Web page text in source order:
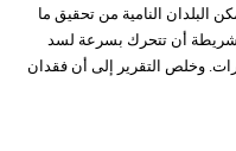
البلدان النامية من تحقيق ما
شريطة أن تتحرك بسرعة لسد
وخلص التقرير إلى أن فقدان